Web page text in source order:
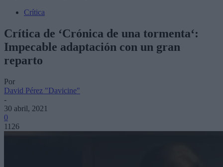
Crítica
Crítica de ‘Crónica de una tormenta‘:
Impecable adaptación con un gran
reparto
Por
David Pérez "Davicine"
-
30 abril, 2021
0
1126